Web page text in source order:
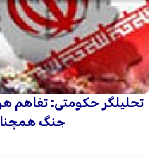
تحلیلگر حکومتی: تفاهم
جنگ